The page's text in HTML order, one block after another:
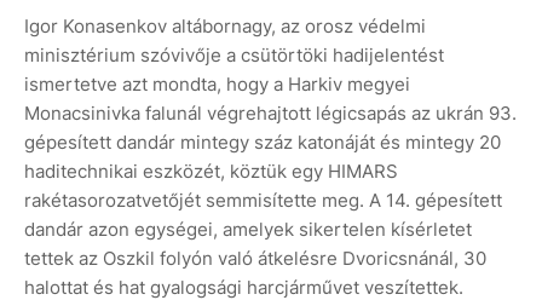
Igor Konasenkov altábornagy, az orosz védelmi
minisztérium szóvivője a csütörtöki hadijelentést
ismertetve azt mondta, hogy a Harkiv megyei
Monacsinivka falunál végrehajtott légicsapás az ukrán 93.
gépesített dandár mintegy száz katonáját és mintegy 20
haditechnikai eszközét, köztük egy HIMARS
rakétasorozatvetőjét semmisítette meg. A 14. gépesített
dandár azon egységei, amelyek sikertelen kísérletet
tettek az Oszkil folyón való átkelésre Dvoricsnánál, 30
halottat és hat gyalogsági harcjárművet veszítettek.